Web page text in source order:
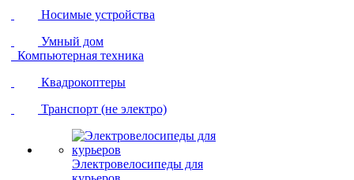
Носимые устройства
Умный дом
Компьютерная техника
Квадрокоптеры
Транспорт (не электро)
Электровелосипеды для